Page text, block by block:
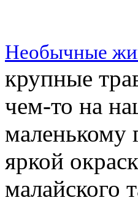
Необычные
крупные
чем-то на
маленькому
яркой
малайского